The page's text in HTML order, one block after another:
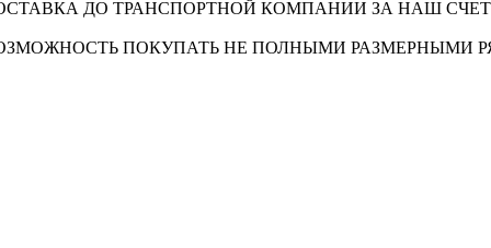
ДО ТРАНСПОРТНОЙ КОМПАНИИ ЗА НАШ СЧЕТ
ПОКУПАТЬ НЕ ПОЛНЫМИ РАЗМЕРНЫМИ